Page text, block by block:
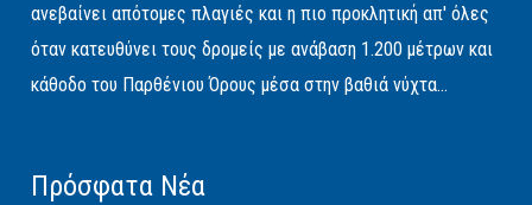
ανεβαίνει απότομες πλαγιές και η πιο προκλητική απ' όλες
όταν κατευθύνει τους δρομείς με ανάβαση 1.200 μέτρων και
κάθοδο του Παρθένιου Όρους μέσα στην βαθιά νύχτα...
Πρόσφατα Νέα